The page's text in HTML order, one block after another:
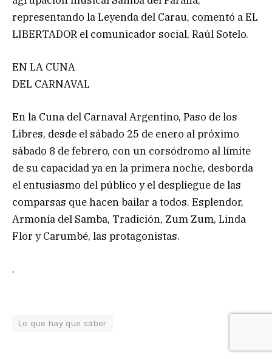
representando la Leyenda del Carau, comentó a EL
LIBERTADOR el comunicador social, Raúl Sotelo.
EN LA CUNA
DEL CARNAVAL
En la Cuna del Carnaval Argentino, Paso de los
Libres, desde el sábado 25 de enero al próximo
sábado 8 de febrero, con un corsódromo al límite
de su capacidad ya en la primera noche, desborda
el entusiasmo del público y el despliegue de las
comparsas que hacen bailar a todos. Esplendor,
Armonía del Samba, Tradición, Zum Zum, Linda
Flor y Carumbé, las protagonistas.
.
Lo que hay que saber